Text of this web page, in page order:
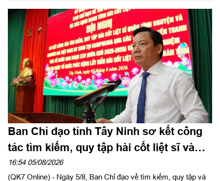
năm 2026 tại Trung đoàn Minh Đạm và Ban Chỉ huy Quân sự
(CHQS) phường Tam Long (Bộ Tư lệnh TP Hồ Chí Minh).
Ban Chỉ đạo tỉnh Tây Ninh sơ kết công
tác tìm kiếm, quy tập hài cốt liệt sĩ và
đẩy mạnh Chiến dịch 500 ngày đêm
16:54 05/08/2026
(QK7 Online) - Ngày 5/8, Ban Chỉ đạo về tìm kiếm, quy tập và